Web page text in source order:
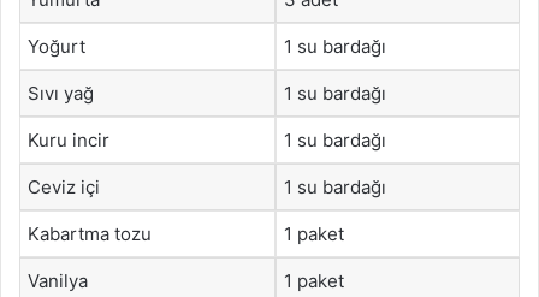
Yoğurt 1 su bardağı
Sıvı yağ 1 su bardağı
Kuru incir 1 su bardağı
Ceviz içi 1 su bardağı
Kabartma tozu 1 paket
Vanilya 1 paket